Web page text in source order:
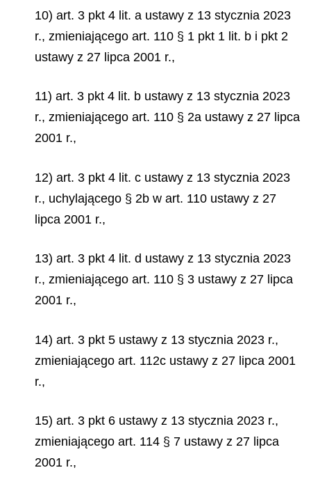
10) art. 3 pkt 4 lit. a ustawy z 13 stycznia 2023
r., zmieniającego art. 110 § 1 pkt 1 lit. b i pkt 2
ustawy z 27 lipca 2001 r.,
11) art. 3 pkt 4 lit. b ustawy z 13 stycznia 2023
r., zmieniającego art. 110 § 2a ustawy z 27 lipca
2001 r.,
12) art. 3 pkt 4 lit. c ustawy z 13 stycznia 2023
r., uchylającego § 2b w art. 110 ustawy z 27
lipca 2001 r.,
13) art. 3 pkt 4 lit. d ustawy z 13 stycznia 2023
r., zmieniającego art. 110 § 3 ustawy z 27 lipca
2001 r.,
14) art. 3 pkt 5 ustawy z 13 stycznia 2023 r.,
zmieniającego art. 112c ustawy z 27 lipca 2001
r.,
15) art. 3 pkt 6 ustawy z 13 stycznia 2023 r.,
zmieniającego art. 114 § 7 ustawy z 27 lipca
2001 r.,